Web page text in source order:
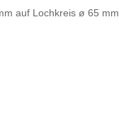
auf Lochkreis ø 65 mm